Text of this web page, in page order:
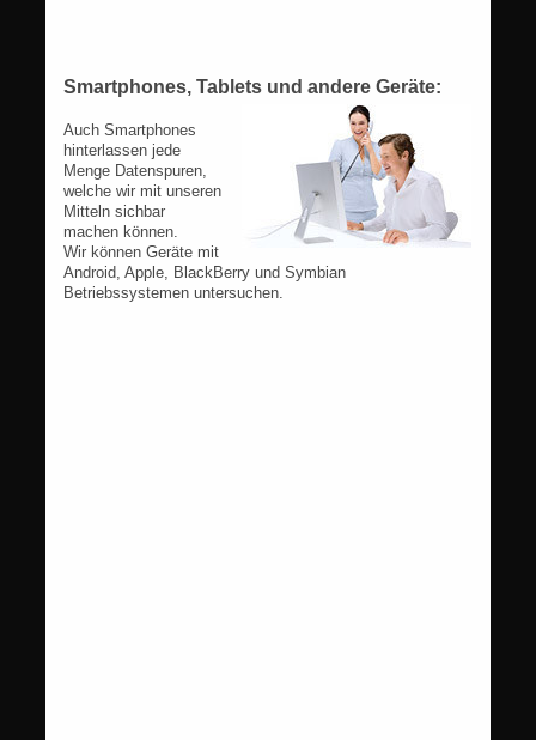
Smartphones, Tablets und andere Geräte:
Auch Smartphones
hinterlassen jede
Menge Datenspuren,
welche wir mit unseren
Mitteln sichbar
machen können.
Wir können Geräte mit
Android, Apple, BlackBerry und Symbian
Betriebssystemen untersuchen.